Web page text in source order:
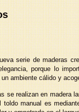
serie de maderas
porque lo
ambiente cálido y
se realizan en madera
toldo manual es